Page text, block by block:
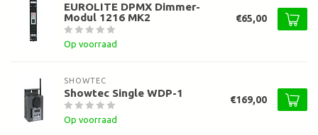
EUROLITE DPMX Dimmer-
Modul 1216 MK2
Op voorraad
€65,00
SHOWTEC
Showtec Single WDP-1
Op voorraad
€169,00